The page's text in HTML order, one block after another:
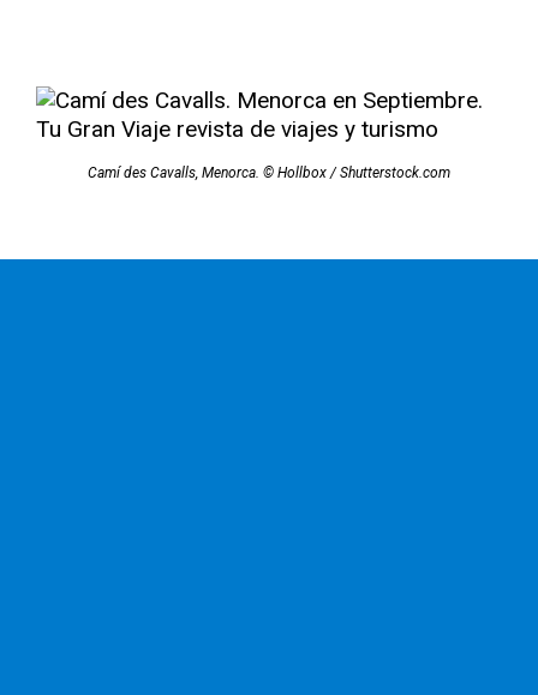
Camí des Cavalls, Menorca. © Hollbox / Shutterstock.com